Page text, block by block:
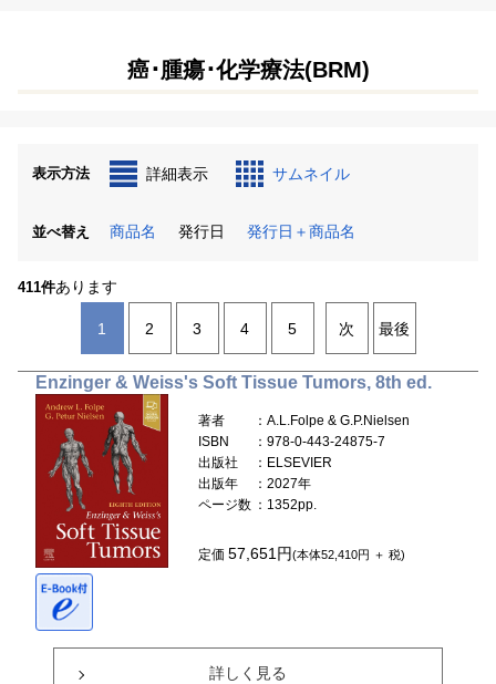
癌･腫瘍･化学療法(BRM)
表示方法 詳細表示 サムネイル
並べ替え 商品名 発行日 発行日＋商品名
411件あります
1 2 3 4 5 次 最後
Enzinger & Weiss's Soft Tissue Tumors, 8th ed.
著者
：A.L.Folpe & G.P.Nielsen
ISBN
：978-0-443-24875-7
出版社
：ELSEVIER
出版年
：2027年
ページ数 ：1352pp.
定価57,651円(本体52,410円 ＋ 税)
詳しく見る